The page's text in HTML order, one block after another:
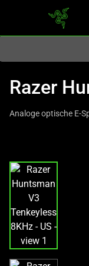
Razer
Analoge optische E-
a
carousel
one
large
image
and